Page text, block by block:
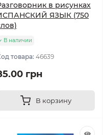
в рисунках
ЯЗЫК (750
В наличии
товара: 46639
грн
В корзину